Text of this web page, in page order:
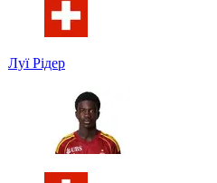
Луї Рідер